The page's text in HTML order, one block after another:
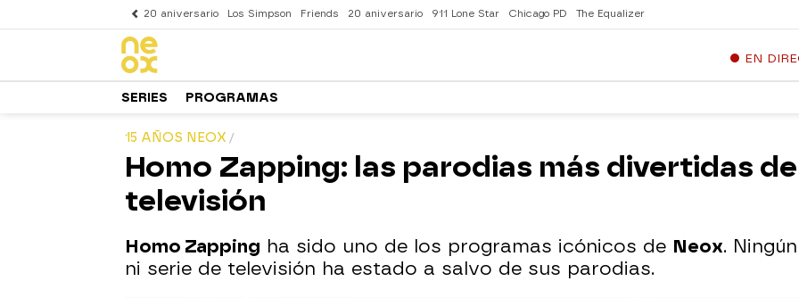
20 aniversario Los Simpson Friends 20 aniversario 911 Lone Star Chicago PD The Equalizer
EN
SERIES PROGRAMAS
15 AÑOS NEOX
Homo Zapping: las parodias más divertidas
televisión
Homo Zapping ha sido uno de los programas icónicos de Neox.
ni serie de televisión ha estado a salvo de sus parodias.